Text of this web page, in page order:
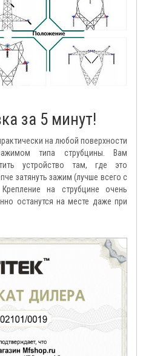
за 5 минут!
на любой поверхности
типа струбцины. Вам
устройство там, где это
затянуть зажим (лучше всего с
на струбцине очень
останутся на месте даже при